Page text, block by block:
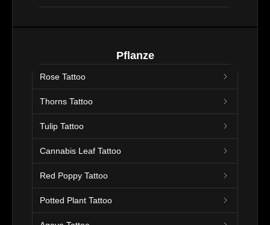
Pflanze
Rose Tattoo
Thorns Tattoo
Tulip Tattoo
Cannabis Leaf Tattoo
Red Poppy Tattoo
Potted Plant Tattoo